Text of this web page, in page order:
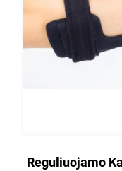
Reguliuojamo